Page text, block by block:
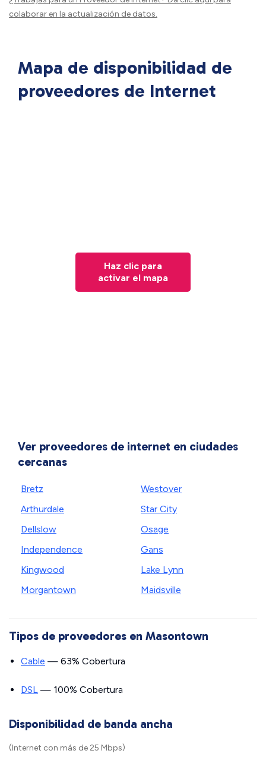
colaborar en la actualización de datos.
Mapa de disponibilidad de
proveedores de Internet
Haz clic para
activar el mapa
Ver proveedores de internet en ciudades
cercanas
Bretz
Arthurdale
Dellslow
Independence
Kingwood
Morgantown
Westover
Star City
Osage
Gans
Lake Lynn
Maidsville
Tipos de proveedores en Masontown
Cable — 63% Cobertura
DSL — 100% Cobertura
Disponibilidad de banda ancha
(Internet con más de 25 Mbps)